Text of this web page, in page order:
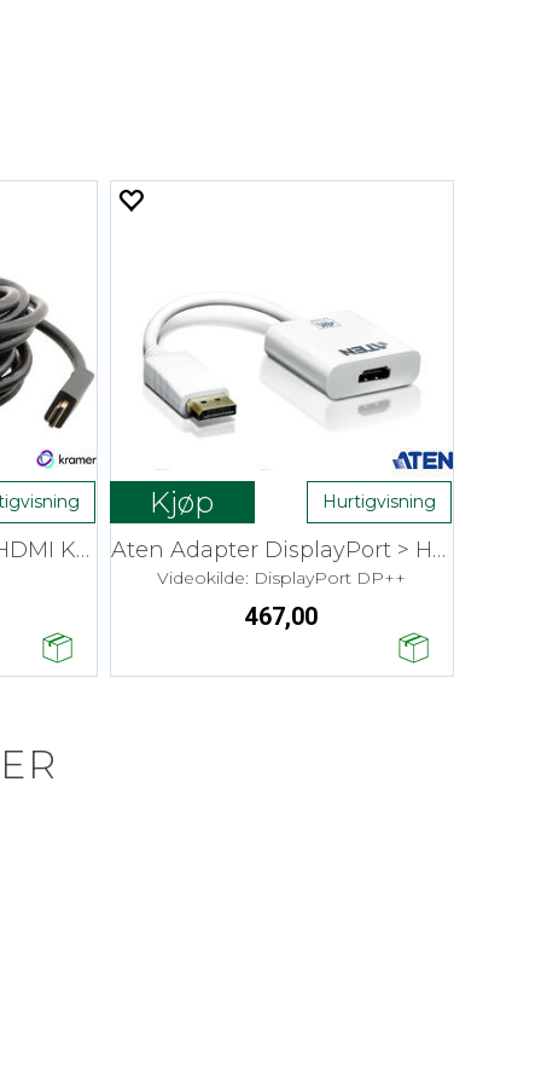
Kramer DisplayPort > HDMI Kabel
Kjøp Hurtigvisning
Aten Adapter DisplayPort > HDMI Aktiv
Videokilde: DisplayPort DP++
467,00